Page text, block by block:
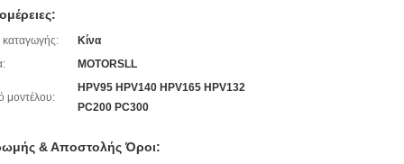
Κίνα
MOTORSLL
μοντέλου:
HPV95 HPV140 HPV165 HPV132
PC200 PC300
& Αποστολής Όροι: